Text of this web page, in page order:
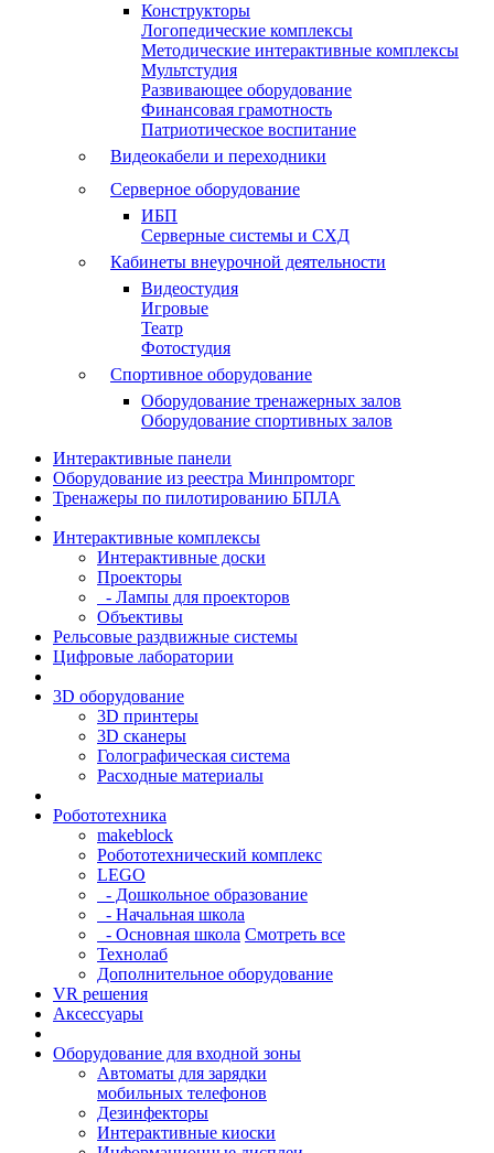
Конструкторы
Логопедические комплексы
Методические интерактивные комплексы
Мультстудия
Развивающее оборудование
Финансовая грамотность
Патриотическое воспитание
Видеокабели и переходники
Серверное оборудование
ИБП
Серверные системы и СХД
Кабинеты внеурочной деятельности
Видеостудия
Игровые
Театр
Фотостудия
Спортивное оборудование
Оборудование тренажерных залов
Оборудование спортивных залов
Интерактивные панели
Оборудование из реестра Минпромторг
Тренажеры по пилотированию БПЛА
Интерактивные комплексы
Интерактивные доски
Проекторы
- Лампы для проекторов
Объективы
Рельсовые раздвижные системы
Цифровые лаборатории
3D оборудование
3D принтеры
3D сканеры
Голографическая система
Расходные материалы
Робототехника
makeblock
Робототехнический комплекс
LEGO
- Дошкольное образование
- Начальная школа
- Основная школа Смотреть все
Технолаб
Дополнительное оборудование
VR решения
Аксессуары
Оборудование для входной зоны
Автоматы для зарядки
мобильных телефонов
Дезинфекторы
Интерактивные киоски